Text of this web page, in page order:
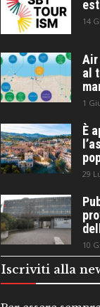
14
Air
al
1
È
29
10
Iscriviti alla